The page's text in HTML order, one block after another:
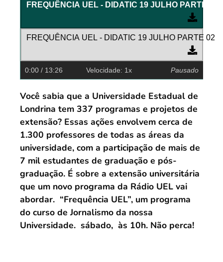
FREQUÊNCIA UEL - DIDATIC 19 JULHO PARTE 01
FREQUÊNCIA UEL - DIDATIC 19 JULHO PARTE 02
0:00 / 13:26 Velocidade: 1x Pausado
Você sabia que a Universidade Estadual de
Londrina tem 337 programas e projetos de
extensão? Essas ações envolvem cerca de
1.300 professores de todas as áreas da
universidade, com a participação de mais de
7 mil estudantes de graduação e pós-
graduação. É sobre a extensão universitária
que um novo programa da Rádio UEL vai
abordar. “Frequência UEL”, um programa
do curso de Jornalismo da nossa
Universidade. sábado, às 10h. Não perca!